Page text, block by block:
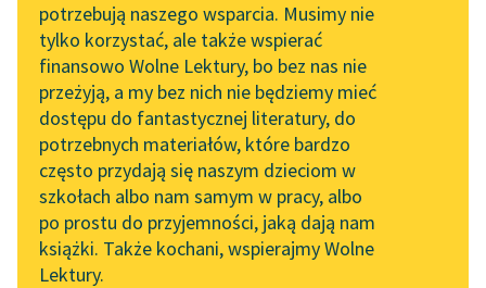
Lab
Zapraszamy na spotkanie
online z tłumaczkami
literatury skandynawskiej
Spotkanie z Katarzyną
Tunkiel w Oslo
102. lata temu zmarł
Joseph Conrad
Przewodnik dla piszących i
czytających
API
OAI-PMH
Widget Wolnych Lektur
Przypisy
potrzebują naszego wsparcia. Musimy nie
tylko korzystać, ale także wspierać
finansowo Wolne Lektury, bo bez nas nie
przeżyją, a my bez nich nie będziemy mieć
dostępu do fantastycznej literatury, do
potrzebnych materiałów, które bardzo
często przydają się naszym dzieciom w
szkołach albo nam samym w pracy, albo
po prostu do przyjemności, jaką dają nam
książki. Także kochani, wspierajmy Wolne
Lektury.
Krasińskiej
akże utrudza i męczy
ta nieustanna praca
nad sobą, to ukrywanie
uczuć, które gwałtem
dobywają...
Czytaj więcej